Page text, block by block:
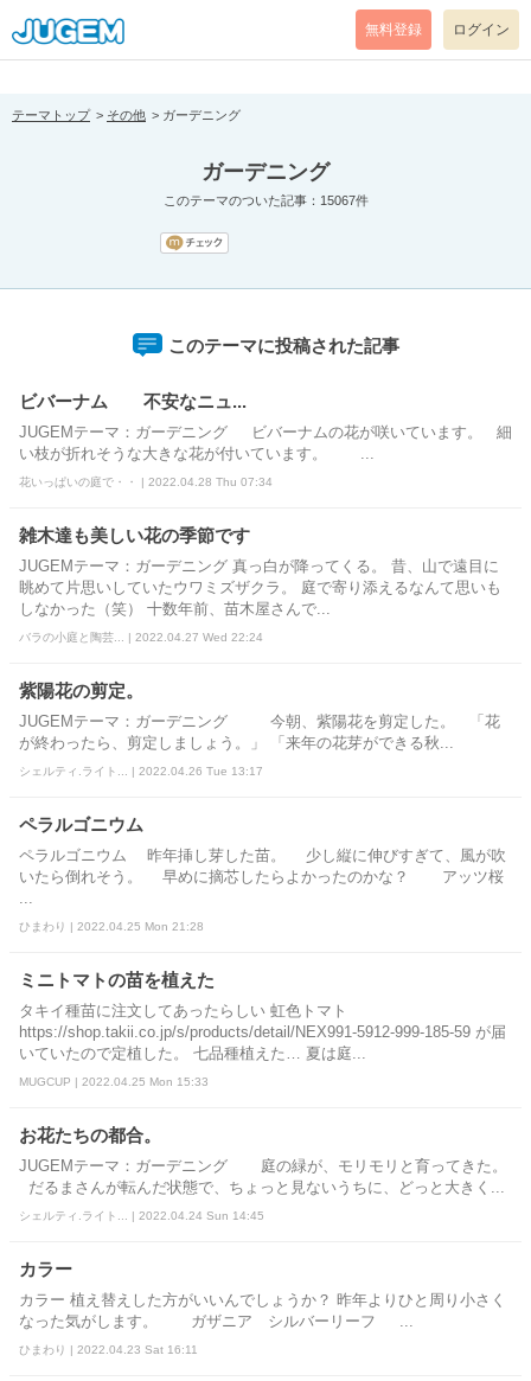
[pear_error: message="Success" code=0 mode=return level=notice
prefix="" info=""]
無料登録 ログイン
テーマトップ その他 ガーデニング
ガーデニング
このテーマのついた記事：15067件
このテーマに投稿された記事
ビバーナム 不安なニュ...
JUGEMテーマ：ガーデニング ビバーナムの花が咲いています。 細
い枝が折れそうな大きな花が付いています。 ...
花いっぱいの庭で・・ | 2022.04.28 Thu 07:34
雑木達も美しい花の季節です
JUGEMテーマ：ガーデニング 真っ白が降ってくる。 昔、山で遠目に
眺めて片思いしていたウワミズザクラ。 庭で寄り添えるなんて思いも
しなかった（笑） 十数年前、苗木屋さんで...
バラの小庭と陶芸... | 2022.04.27 Wed 22:24
紫陽花の剪定。
JUGEMテーマ：ガーデニング 今朝、紫陽花を剪定した。 「花
が終わったら、剪定しましょう。」 「来年の花芽ができる秋...
シェルティ.ライト... | 2022.04.26 Tue 13:17
ペラルゴニウム
ペラルゴニウム 昨年挿し芽した苗。 少し縦に伸びすぎて、風が吹
いたら倒れそう。 早めに摘芯したらよかったのかな？ アッツ桜
ひまわり | 2022.04.25 Mon 21:28
ミニトマトの苗を植えた
タキイ種苗に注文してあったらしい 虹色トマト
https://shop.takii.co.jp/s/products/detail/NEX991-5912-999-185-59 が届
いていたので定植した。 七品種植えた… 夏は庭...
MUGCUP | 2022.04.25 Mon 15:33
お花たちの都合。
JUGEMテーマ：ガーデニング 庭の緑が、モリモリと育ってきた。
だるまさんが転んだ状態で、ちょっと見ないうちに、どっと大きく...
シェルティ.ライト... | 2022.04.24 Sun 14:45
カラー
カラー 植え替えした方がいいんでしょうか？ 昨年よりひと周り小さく
なった気がします。 ガザニア シルバーリーフ ...
ひまわり | 2022.04.23 Sat 16:11